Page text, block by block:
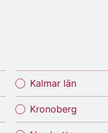
Kalmar län
Kronoberg